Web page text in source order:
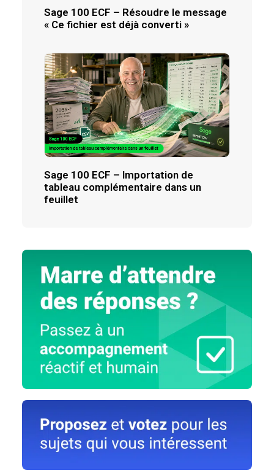
Sage 100 ECF – Résoudre le message
« Ce fichier est déjà converti »
Sage 100 ECF – Importation de
tableau complémentaire dans un
feuillet